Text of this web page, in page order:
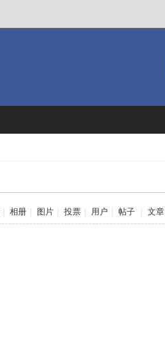
相册 图片 投票 用户 帖子 文章